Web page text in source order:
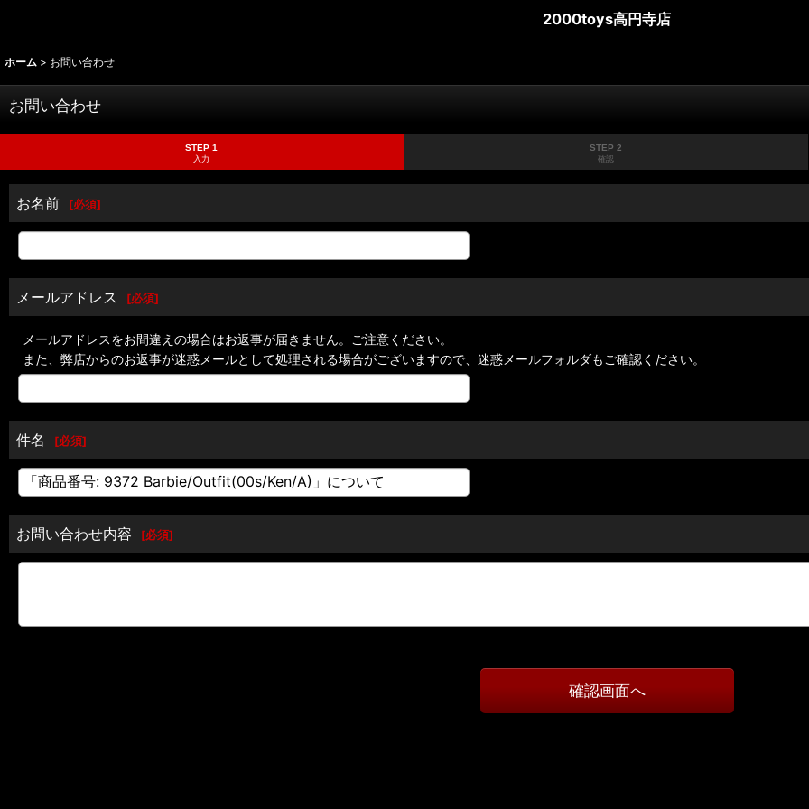
2000toys高円寺店
ホーム > お問い合わせ
お問い合わせ
STEP 1
入力
STEP 2
確認
お名前 [必須]
メールアドレス [必須]
メールアドレスをお間違えの場合はお返事が届きません。ご注意ください。
また、弊店からのお返事が迷惑メールとして処理される場合がございますので、迷惑メールフォルダもご確認ください。
件名 [必須]
お問い合わせ内容 [必須]
確認画面へ